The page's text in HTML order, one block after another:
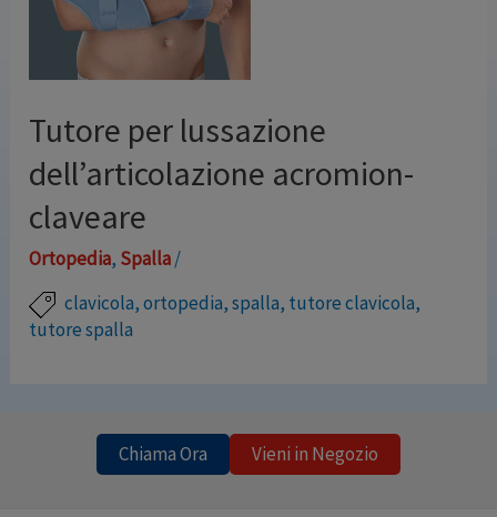
Tutore per lussazione
dell’articolazione acromion-
claveare
Ortopedia, Spalla/
clavicola,ortopedia,spalla, tutore clavicola,
tutore spalla
l’alto, riallineando acromion e clavicola. Spallina
clavicolare anatomica, flessibile, con imbottitura in
Chiama Ora Vieni in Negozio